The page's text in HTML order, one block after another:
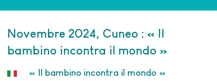
Novembre 2024, Cuneo : « Il
bambino incontra il mondo »
« Il bambino incontra il mondo »